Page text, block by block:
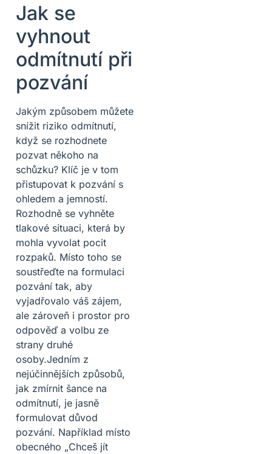
Jak se
vyhnout
odmítnutí při
pozvání
Jakým způsobem můžete
snížit riziko odmítnutí,
když se rozhodnete
pozvat někoho na
schůzku? Klíč je v tom
přistupovat k pozvání s
ohledem a jemností.
Rozhodně se vyhněte
tlakové situaci, která by
mohla vyvolat pocit
rozpaků. Místo toho se
soustřeďte na formulaci
pozvání tak, aby
vyjadřovalo váš zájem,
ale zároveň i prostor pro
odpověď a volbu ze
strany druhé
osoby.Jedním z
nejúčinnějších způsobů,
jak zmírnit šance na
odmítnutí, je jasně
formulovat důvod
pozvání. Například místo
obecného „Chceš jít